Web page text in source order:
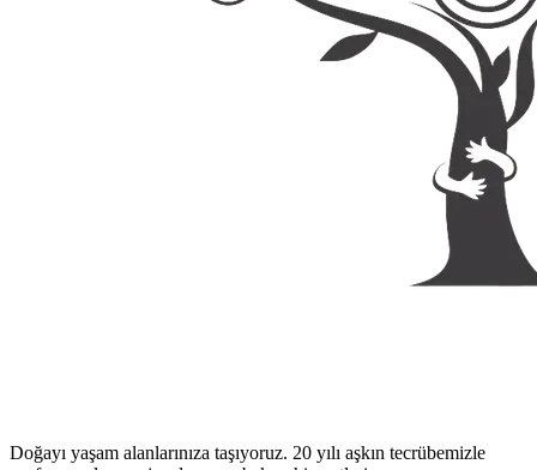
Doğayı yaşam alanlarınıza taşıyoruz. 20 yılı aşkın tecrübemizle